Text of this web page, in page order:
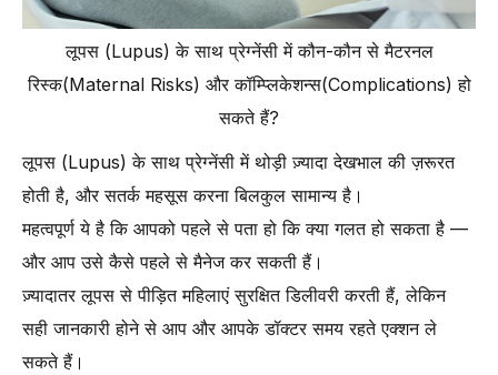
लूपस (Lupus) के साथ प्रेग्नेंसी में कौन-कौन से मैटरनल
रिस्क(Maternal Risks) और कॉम्प्लिकेशन्स(Complications) हो
सकते हैं?
लूपस (Lupus) के साथ प्रेग्नेंसी में थोड़ी ज़्यादा देखभाल की ज़रूरत
होती है, और सतर्क महसूस करना बिलकुल सामान्य है।
महत्वपूर्ण ये है कि आपको पहले से पता हो कि क्या गलत हो सकता है —
और आप उसे कैसे पहले से मैनेज कर सकती हैं।
ज़्यादातर लूपस से पीड़ित महिलाएं सुरक्षित डिलीवरी करती हैं, लेकिन
सही जानकारी होने से आप और आपके डॉक्टर समय रहते एक्शन ले
सकते हैं।